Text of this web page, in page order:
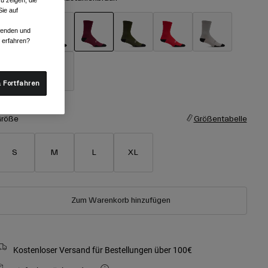
Größentabelle
S M L XL
Zum Warenkorb hinzufügen
Kostenloser Versand für Bestellungen über 100€
auf
und
erfahren?
Fortfahren